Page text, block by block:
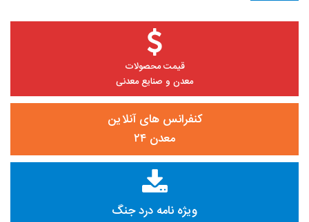
قیمت محصولات
معدن و صنایع معدنی
کنفرانس های آنلاین
معدن ۲۴
ویژه نامه درد جنگ